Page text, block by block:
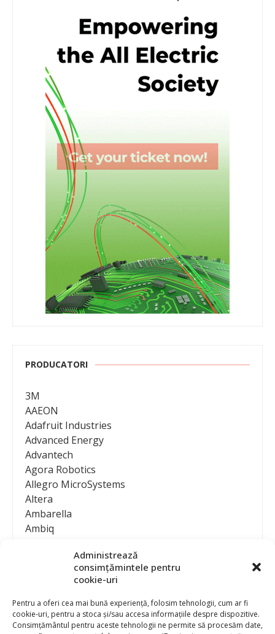
Administrează
consimțămintele pentru
cookie-uri
Pentru a oferi cea mai bună experiență, folosim tehnologii, cum ar fi
cookie-uri, pentru a stoca și/sau accesa informațiile despre dispozitive.
Consimțământul pentru aceste tehnologii ne permite să procesăm date,
PRODUCATORI
3M
AAEON
Adafruit Industries
Advanced Energy
Advantech
Agora Robotics
Allegro MicroSystems
Altera
Ambarella
Ambiq
Analog Devices
Anritsu Corporation
Ansys
APS